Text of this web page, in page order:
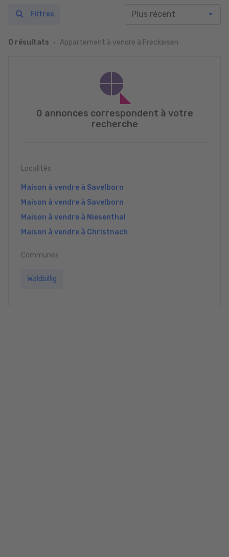
0 résultats Appartement à vendre à Freckeisen
Filtres
0 annonces correspondent à votre
recherche
Localités
Maison à vendre à Savelborn
Maison à vendre à Savelborn
Maison à vendre à Niesenthal
Maison à vendre à Christnach
Communes
Waldbillig